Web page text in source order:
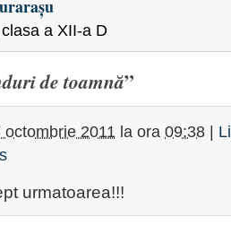
a XII-a D
de toamnă”
octombrie 2011 la ora 09:38
urmatoarea!!!